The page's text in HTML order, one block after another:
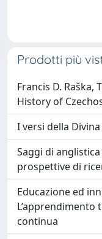
Prodotti più
Francis D. Raška,
History of
I versi della
Saggi di
prospettive di
Educazione ed
continua